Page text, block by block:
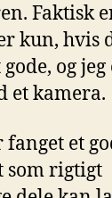
Faktisk
kun, hvis
og jeg
et kamera.
et
som rigtigt